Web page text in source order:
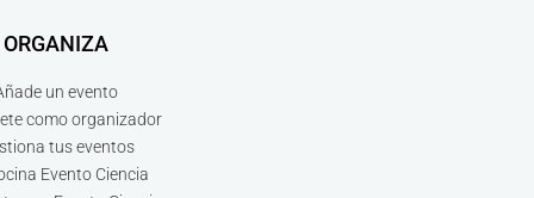
ORGANIZA
un evento
como organizador
tus eventos
Evento Ciencia